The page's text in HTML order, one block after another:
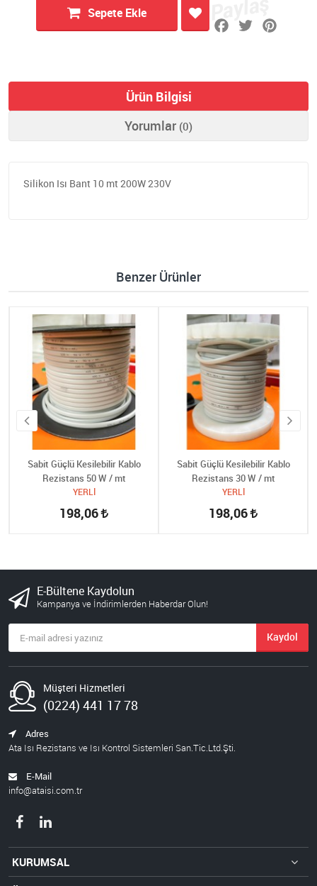
Sepete Ekle
Ürün Bilgisi
Yorumlar (0)
Silikon Isı Bant 10 mt 200W 230V
Benzer Ürünler
Sabit Güçlü Kesilebilir Kablo
Rezistans 50 W / mt
YERLİ
198,06
Sabit Güçlü Kesilebilir Kablo
Rezistans 30 W / mt
YERLİ
198,06
E-Bültene Kaydolun
Kampanya ve İndirimlerden Haberdar Olun!
Kaydol
Müşteri Hizmetleri
(0224) 441 17 78
Adres
Ata Isı Rezistans ve Isı Kontrol Sistemleri San.Tic.Ltd.Şti.
E-Mail
info@ataisi.com.tr
KURUMSAL